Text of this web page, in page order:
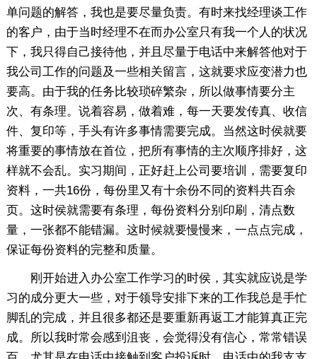
单问题的解答，我也是要尽量负责。有时来找经理谈工作
的客户，由于当时经理不在而办公室只有我一个人的状况
下，我只得自己接待他，并且尽量于电话中来解答他对于
我公司工作的问题及一些相关留言，这就要求应变潜力也
要高。由于我的任务比较琐碎繁杂，所以做事情要分主
次、有条理。说着容易，做着难，每一天要发传真、收信
件、复印等，手头有许多事情需要完成。当然这时侯就要
将重要的事情放在首位，把所有事情的主次顺序排好，这
样就不会乱。实习期间，正好赶上公司要培训，需要复印
资料，一共16份，每份里又有十余份不同的资料共百余
页。这时侯就需要有条理，每份资料分别印刷，清点数
量，一张都不能错漏。这时候就要慢慢来，一点点完成，
保证每份资料的完整和质量。
刚开始进入办公室工作学习的时侯，其实就应说是学
习的成分更大一些，对于领导安排下来的工作我总是手忙
脚乱的完成，并且很多都还是要重新再返工才能算真正完
成。所以我时常会感到沮丧，会觉得没有信心，常常错误